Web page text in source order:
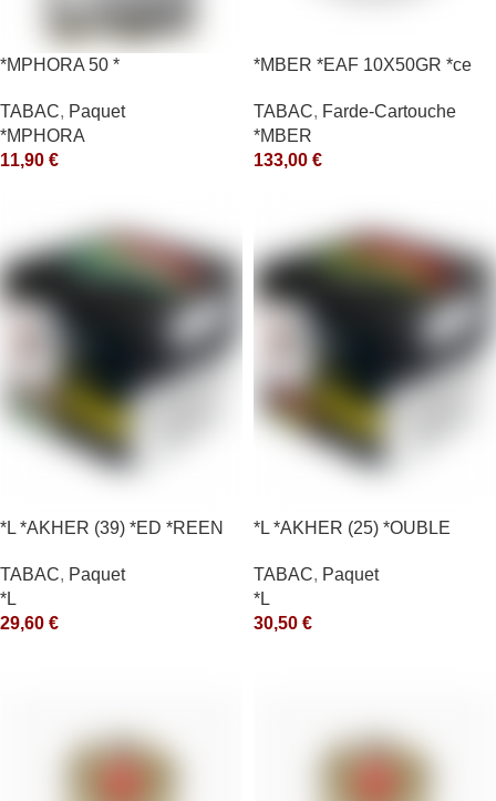
*MPHORA 50 *
TABAC, Paquet
*MPHORA
11,90 €
*MBER *EAF 10X50GR *ce
TABAC, Farde-Cartouche
*MBER
133,00 €
*L *AKHER (39) *ED *REEN
TABAC, Paquet
*L
29,60 €
*L *AKHER (25) *OUBLE
TABAC, Paquet
*L
30,50 €